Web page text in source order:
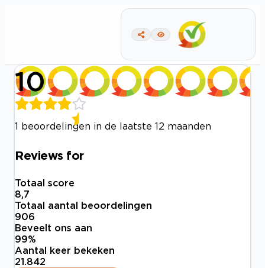
10
1 beoordelingen in de laatste 12 maanden
Reviews for
Totaal score
8,7
Totaal aantal beoordelingen
906
Beveelt ons aan
99%
Aantal keer bekeken
21.842